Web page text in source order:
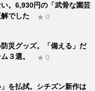
。6,930円の「武骨な園芸
でした
★ 0
災グッズ。「備える」だ
３選。
★ 0
」を払拭。シチズン新作は